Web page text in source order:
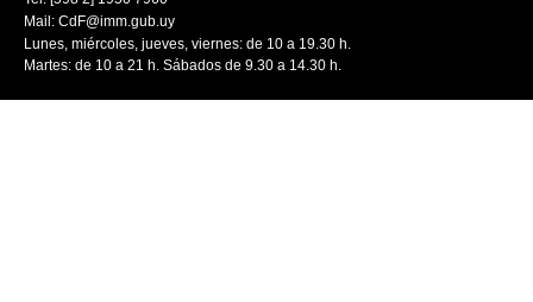
Mail: CdF@imm.gub.uy
Lunes, miércoles, jueves, viernes: de 10 a 19.30 h.
Martes: de 10 a 21 h. Sábados de 9.30 a 14.30 h.